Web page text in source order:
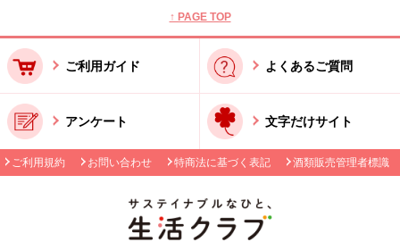
↑ PAGE TOP
ご利用ガイド よくあるご質問
アンケート 文字だけサイト
ご利用規約 お問い合わせ 特商法に基づく表記 酒類販売管理者標識